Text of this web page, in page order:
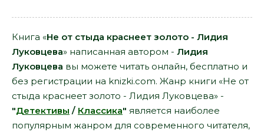
Книга «Не от стыда краснеет золото - Лидия
Луковцева» написанная автором - Лидия
Луковцева вы можете читать онлайн, бесплатно и
без регистрации на knizki.com. Жанр книги «Не от
стыда краснеет золото - Лидия Луковцева» -
"Детективы / Классика" является наиболее
популярным жанром для современного читателя,